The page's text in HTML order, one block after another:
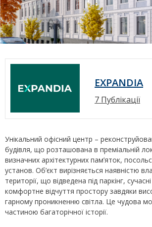
EXPANDIA
7 Публікації
Унікальний офісний центр –
будівля, що розташована в преміальній
визначних архітектурних пам’яток,
установ. Об’єкт вирізняється наявністю
території, що відведена під паркінг,
комфортне відчуття простору завдяки
гарному проникненню світла. Це чудова
частиною багаторічної історії.